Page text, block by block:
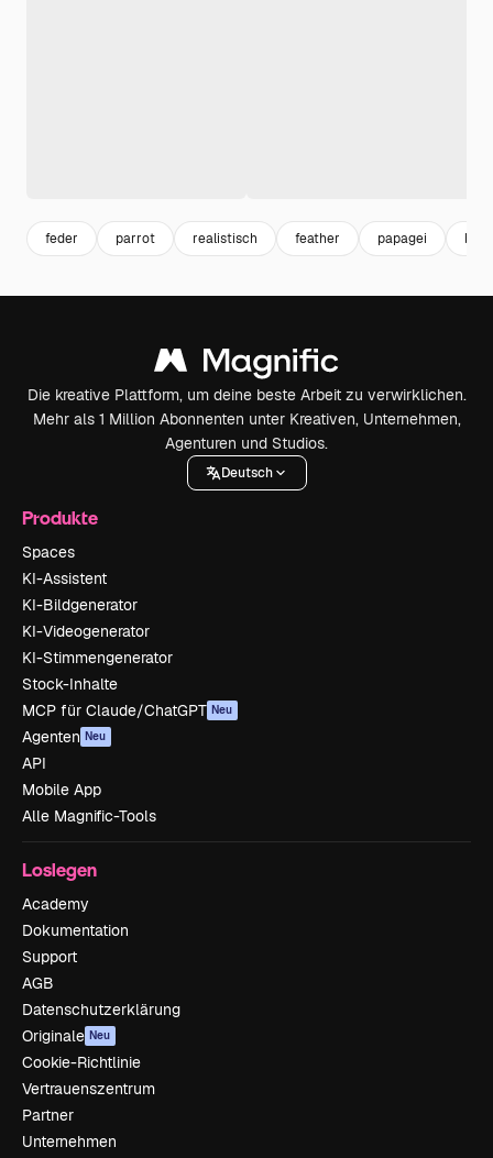
feder parrot realistisch feather papagei bird
Die kreative Plattform, um deine beste Arbeit zu verwirklichen.
Mehr als 1 Million Abonnenten unter Kreativen, Unternehmen,
Agenturen und Studios.
Deutsch
Produkte
Spaces
KI-Assistent
KI-Bildgenerator
KI-Videogenerator
KI-Stimmengenerator
Stock-Inhalte
MCP für Claude/ChatGPT Neu
Agenten Neu
API
Mobile App
Alle Magnific-Tools
Loslegen
Academy
Dokumentation
Support
AGB
Datenschutzerklärung
Originale Neu
Cookie-Richtlinie
Vertrauenszentrum
Partner
Unternehmen